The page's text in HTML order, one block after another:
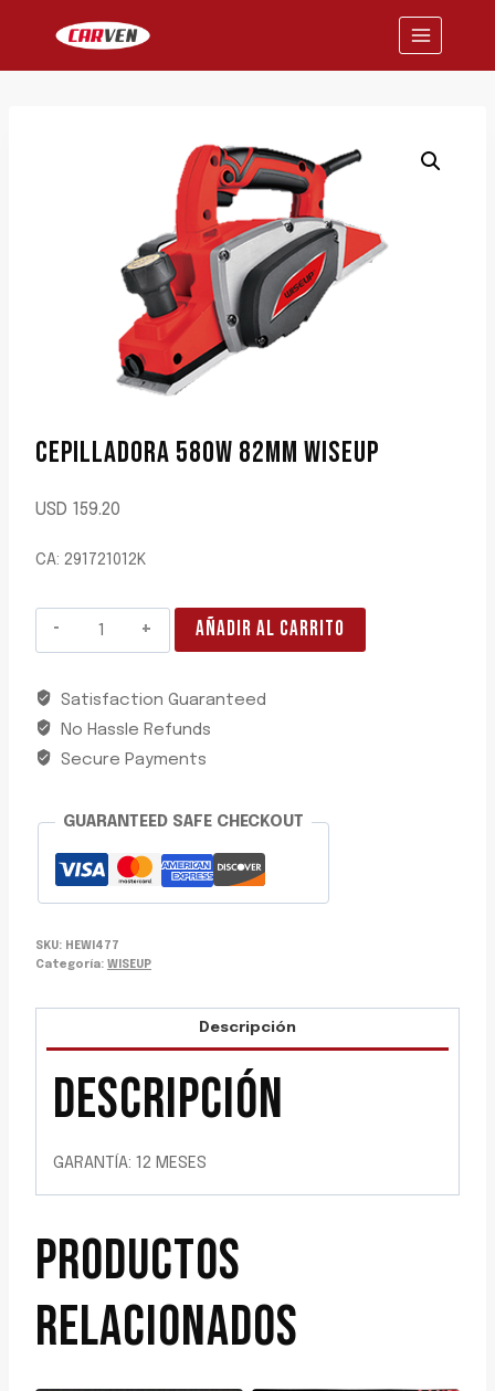
contenido
CEPILLADORA 580W 82MM WISEUP
USD 159.20
CA: 291721012K
CEPILLADORA
580W
WISEUP
cantidad
AÑADIR AL CARRITO
Satisfaction Guaranteed
No Hassle Refunds
Secure Payments
GUARANTEED SAFE CHECKOUT
SKU: HEWI477
Categoría: WISEUP
Descripción
DESCRIPCIÓN
GARANTÍA: 12 MESES
PRODUCTOS
RELACIONADOS